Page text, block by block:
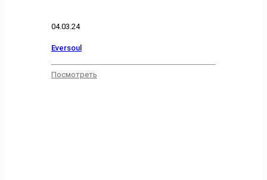
04.03.24
Eversoul
Посмотреть